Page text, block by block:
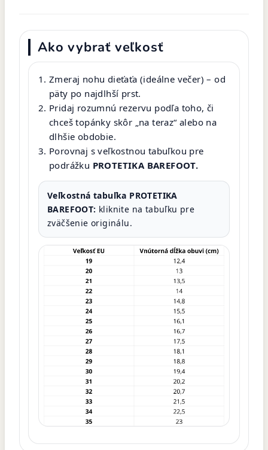
Ako vybrať veľkosť
Zmeraj nohu dieťaťa (ideálne večer) – od
päty po najdlhší prst.
Pridaj rozumnú rezervu podľa toho, či
chceš topánky skôr „na teraz“ alebo na
dlhšie obdobie.
Porovnaj s veľkostnou tabuľkou pre
podrážku PROTETIKA BAREFOOT.
Veľkostná tabuľka PROTETIKA
BAREFOOT: kliknite na tabuľku pre
zväčšenie originálu.